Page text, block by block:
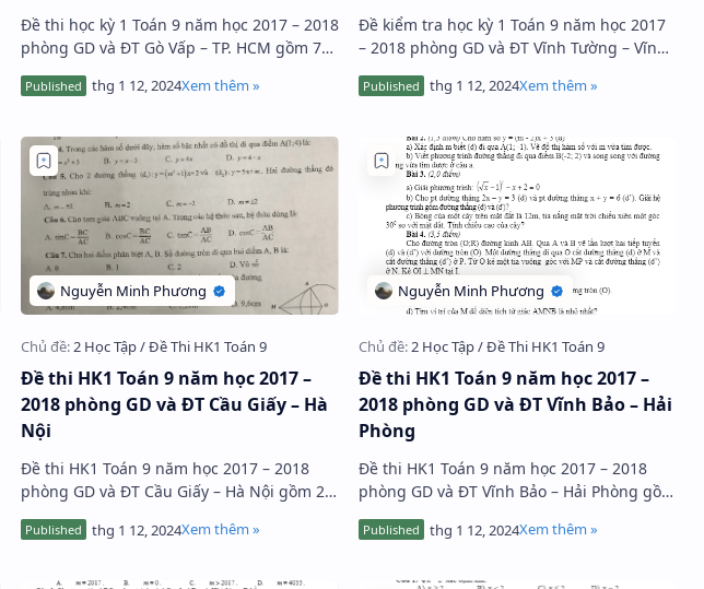
Đề thi học kỳ 1 Toán 9 năm học 2017 – 2018
phòng GD và ĐT Gò Vấp – TP. HCM gồm 7
đề thi có lời giải chi …
Đề kiểm tra học kỳ 1 Toán 9 năm học 2017
– 2018 phòng GD và ĐT Vĩnh Tường – Vĩnh
toán tự luận, thời gian làm …
Đề thi HK1 Toán 9 năm học 2017 –
2018 phòng GD và ĐT Cầu Giấy – Hà
Nội
Đề thi HK1 Toán 9 năm học 2017 – 2018
phòng GD và ĐT Cầu Giấy – Hà Nội gồm 2
trang với 2 phần: + Phần 1. Trắc nghiệm
khách quan: Bao gồm 8 câu hỏi, …
Đề thi HK1 Toán 9 năm học 2017 –
2018 phòng GD và ĐT Vĩnh Bảo – Hải
Phòng
Đề thi HK1 Toán 9 năm học 2017 – 2018
phòng GD và ĐT Vĩnh Bảo – Hải Phòng gồm
5 bài toán tự luận, thời gian làm bài 90
phút, đề thi có lời giải chi t…